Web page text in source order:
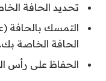
تحديد الحافة
التمسك بالحافة
الحافة الخاصة بك.
الحفاظ على رأس